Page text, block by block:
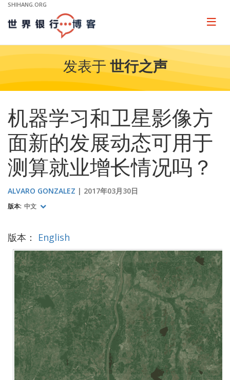
Skip
Main
Navigation
SHIHANG.ORG
Page
发表于 世行之声
机器学习和卫星影像方
面新的发展动态可用于
测算就业增长情况吗？
ALVARO GONZALEZ 2017年03月30日
版本: 中文
版本： English